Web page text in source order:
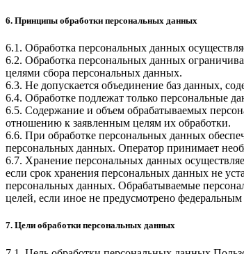
6. Принципы обработки персональных данных
6.1. Обработка персональных данных
6.2. Обработка персональных данных
целями сбора персональных данных.
6.3. Не допускается объединение баз данных,
6.4. Обработке подлежат только персональные
6.5. Содержание и объем обрабатываемых
отношению к заявленным целям их обработки.
6.6. При обработке персональных данных
персональных данных. Оператор принимает
6.7. Хранение персональных данных
если срок хранения персональных данных не
персональных данных. Обрабатываемые
целей, если иное не предусмотрено федеральным
7. Цели обработки персональных данных